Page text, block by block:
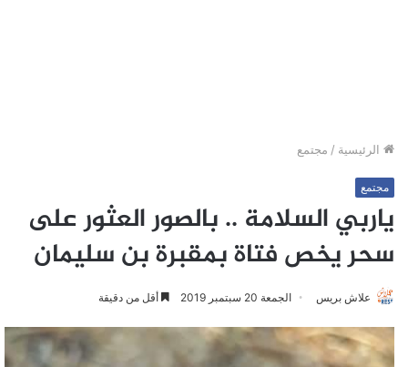
الرئيسية / مجتمع
مجتمع
ياربي السلامة .. بالصور العثور على
سحر يخص فتاة بمقبرة بن سليمان
علاش بريس الجمعة 20 سبتمبر 2019 أقل من دقيقة